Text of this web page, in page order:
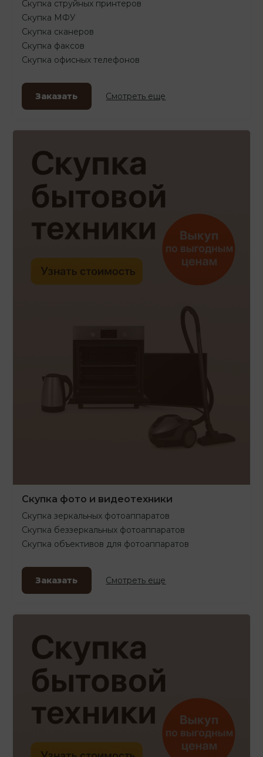
Скупка струйных принтеров
Скупка МФУ
Скупка сканеров
Скупка факсов
Скупка офисных телефонов
Заказать Смотреть еще
Скупка фото и видеотехники
Скупка зеркальных фотоаппаратов
Скупка беззеркальных фотоаппаратов
Скупка объективов для фотоаппаратов
Заказать Смотреть еще